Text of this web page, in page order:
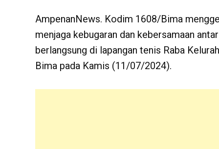
AmpenanNews. Kodim 1608/Bima
menjaga kebugaran dan kebersamaan
berlangsung di lapangan tenis Raba
Bima pada Kamis (11/07/2024).